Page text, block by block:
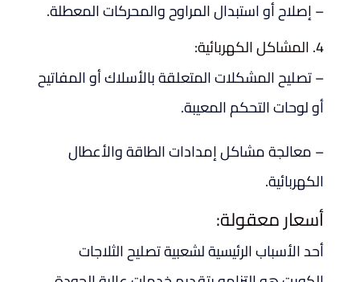
– إصلاح أو استبدال المراوح والمحركات المعطلة.
4. المشاكل الكهربائية:
– تصليح المشكلات المتعلقة بالأسلاك أو المفاتيح
أو لوحات التحكم المعيبة.
– معالجة مشاكل إمدادات الطاقة والأعطال
الكهربائية.
أسعار معقولة:
أحد الأسباب الرئيسية لشعبية تصليح الثلاجات